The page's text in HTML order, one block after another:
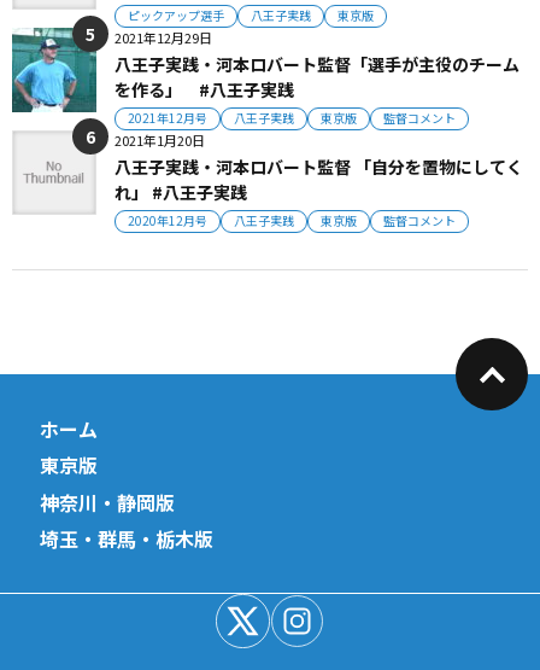
ピックアップ選手 八王子実践 東京版
2021年12月29日
八王子実践・河本ロバート監督「選手が主役のチーム
を作る」 #八王子実践
2021年12月号 八王子実践 東京版 監督コメント
2021年1月20日
八王子実践・河本ロバート監督 「自分を置物にしてく
れ」 #八王子実践
2020年12月号 八王子実践 東京版 監督コメント
ホーム
東京版
神奈川・静岡版
埼玉・群馬・栃木版